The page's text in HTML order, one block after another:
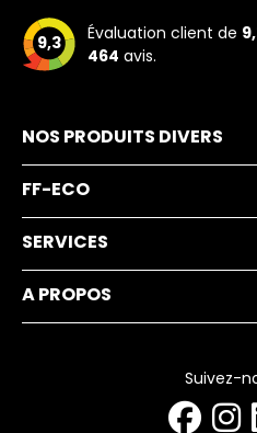
9,3 Évaluation client de
464 avis.
NOS PRODUITS DIVERS
FF-ECO
SERVICES
A PROPOS
Suivez-